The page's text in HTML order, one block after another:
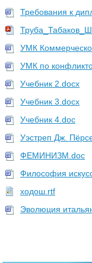
Требования к
УМК
УМК по
Учебник 2.docx
Учебник 3.docx
Учебник 4.doc
Уэстреп Дж.
ФЕМИНИЗМ.doc
Философия
ходош.rtf
Эволюция